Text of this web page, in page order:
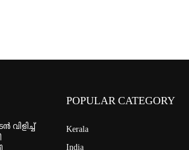
വിളിച്ച്
POPULAR CATEGORY
Kerala